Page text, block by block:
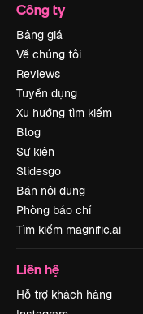
Công ty
Bảng giá
Về chúng tôi
Reviews
Tuyển dụng
Xu hướng tìm kiếm
Blog
Sự kiện
Slidesgo
Bán nội dung
Phòng báo chí
Tìm kiếm magnific.ai
Liên hệ
Hỗ trợ khách hàng